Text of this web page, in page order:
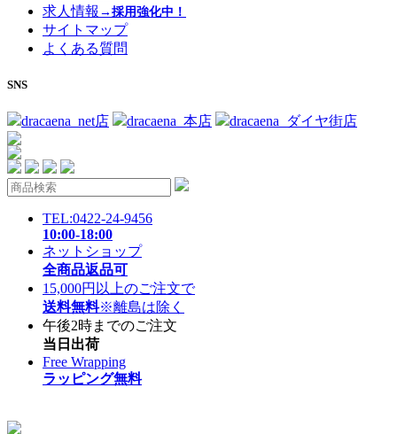
求人情報 →採用強化中！
サイトマップ
よくある質問
SNS
dracaena_net店 dracaena_本店 dracaena_ダイヤ街店
TEL:0422-24-9456
10:00-18:00
ネットショップ
全商品返品可
15,000円以上のご注文で
送料無料※離島は除く
午後2時までのご注文
当日出荷
Free Wrapping
ラッピング無料